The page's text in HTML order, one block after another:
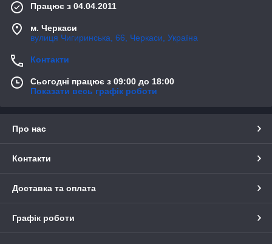
Працює з 04.04.2011
м. Черкаси
вулиця Чигиринська, 66, Черкаси, Україна
Контакти
Сьогодні працює з 09:00 до 18:00
Показати весь графік роботи
Про нас
Контакти
Доставка та оплата
Графік роботи